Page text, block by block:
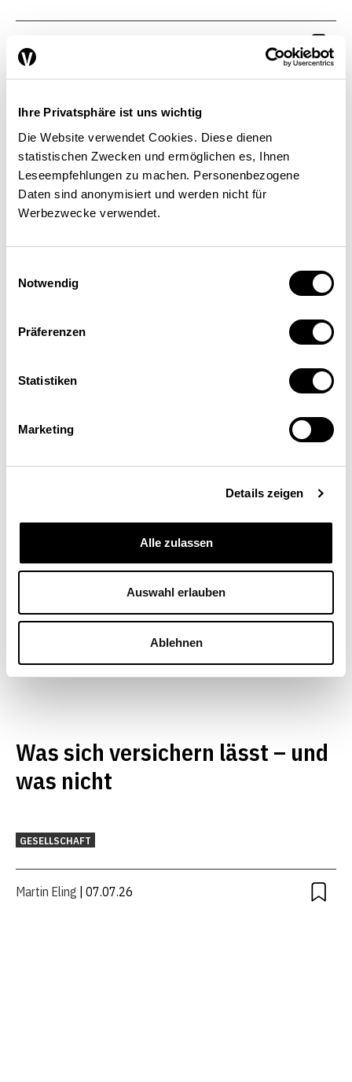
Ihre Privatsphäre ist uns wichtig
Die Website verwendet Cookies. Diese dienen
statistischen Zwecken und ermöglichen es, Ihnen
Leseempfehlungen zu machen. Personenbezogene
Daten sind anonymisiert und werden nicht für
Werbezwecke verwendet.
Notwendig
Präferenzen
Statistiken
Marketing
Details zeigen
Alle zulassen
Auswahl erlauben
Ablehnen
Was passiert, bevor zwei
Niklaus Wallimann| 08.07.26
Was sich versichern lässt – und
was nicht
GESELLSCHAFT
Martin Eling | 07.07.26